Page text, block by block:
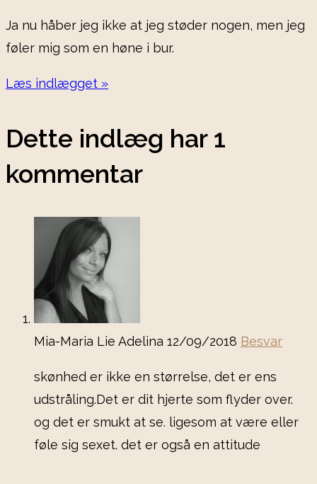
Ja nu håber jeg ikke at jeg støder nogen, men jeg
føler mig som en høne i bur.
Læs indlægget »
Dette indlæg har 1
kommentar
Mia-Maria Lie Adelina 12/09/2018 Besvar
skønhed er ikke en størrelse, det er ens
udstråling.Det er dit hjerte som flyder over.
og det er smukt at se. ligesom at være eller
føle sig sexet. det er også en attitude